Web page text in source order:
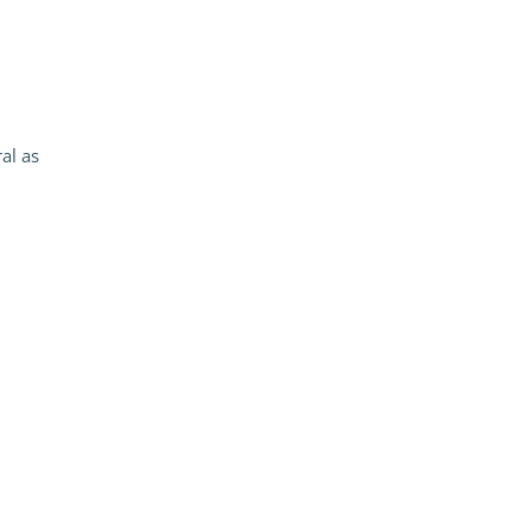
as